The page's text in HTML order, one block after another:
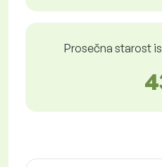
Prosečna starost